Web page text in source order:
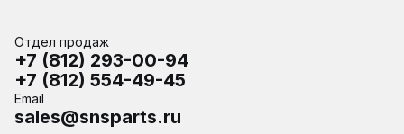
Отдел продаж
+7 (812) 293-00-94
+7 (812) 554-49-45
Email
sales@snsparts.ru